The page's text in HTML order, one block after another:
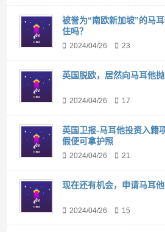
被誉为“南欧新加坡”的马
住吗？
2024/04/26 23
英国脱欧，居然向马耳他
2024/04/26 17
英国卫报-马耳他投资入籍
假便可拿护照
2024/04/26 21
现在还有机会，申请马耳
2024/04/26 15